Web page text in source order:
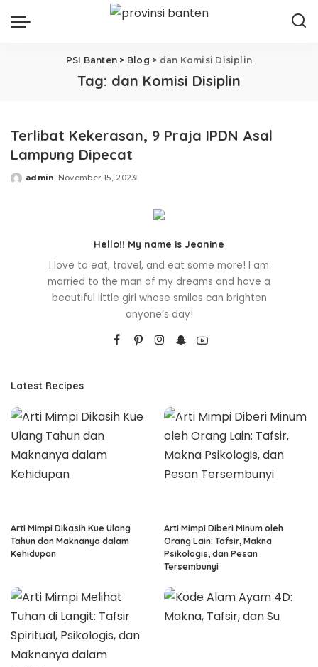
PSI Banten > Blog > dan Komisi Disiplin
Tag: dan Komisi Disiplin
Terlibat Kekerasan, 9 Praja IPDN Asal
Lampung Dipecat
Posted
admin November 15, 2023
Hello!! My name is Jeanine
I love to eat, travel, and eat some more! I am
married to the man of my dreams and have a
beautiful little girl whose smiles can brighten
anyone’s day!
Latest Recipes
Arti Mimpi Dikasih Kue Ulang
Tahun dan Maknanya dalam
Kehidupan
Arti Mimpi Diberi Minum oleh
Orang Lain: Tafsir, Makna
Psikologis, dan Pesan
Tersembunyi